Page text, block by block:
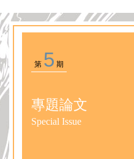
第 5期
專題論文
Special Issue